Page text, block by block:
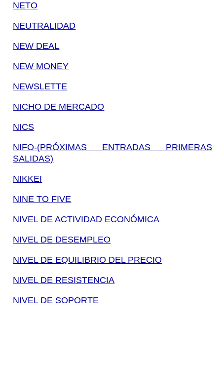
NETO
NEUTRALIDAD
NEW DEAL
NEW MONEY
NEWSLETTE
NICHO DE MERCADO
NICS
NIFO-(PRÓXIMAS ENTRADAS PRIMERAS
SALIDAS)
NIKKEI
NINE TO FIVE
NIVEL DE ACTIVIDAD ECONÓMICA
NIVEL DE DESEMPLEO
NIVEL DE EQUILIBRIO DEL PRECIO
NIVEL DE RESISTENCIA
NIVEL DE SOPORTE